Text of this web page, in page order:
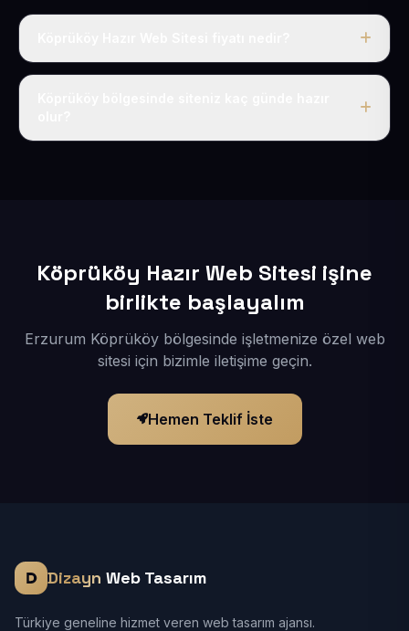
Tek fiyat uygulanır: yıllık 50 USD + KDV. Bu bedele alan
Köprüköy Hazır Web Sitesi işine
birlikte başlayalım
Erzurum Köprüköy bölgesinde işletmenize özel web
sitesi için bizimle iletişime geçin.
Hemen Teklif İste
Dizayn Web Tasarım
Türkiye geneline hizmet veren web tasarım ajansı.